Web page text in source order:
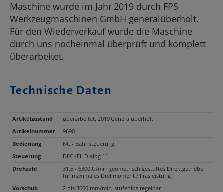
Maschine wurde im Jahr 2019 durch FPS
Werkzeugmaschinen GmbH generalüberholt.
Für den Wiederverkauf wurde die Maschine
durch uns nocheinmal überprüft und komplett
überarbeitet.
Technische Daten
Artikelzustand
überarbeitet, 2019 Generalüberholt
Artikelnummer
9690
Bedienung
NC - Bahnsteuerung
Steuerung
DECKEL Dialog 11
Drehzahl
31,5 - 6300 U/min geometrisch gestuftes Direktgetriebe
für maximales Drehmoment / Fräsleistung
Vorschub
2 bis 3600 mm/min, stufenlos regelbar